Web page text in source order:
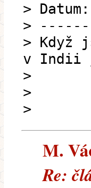
>
>
> Když
v Indii
>
>
>
M.
Re: